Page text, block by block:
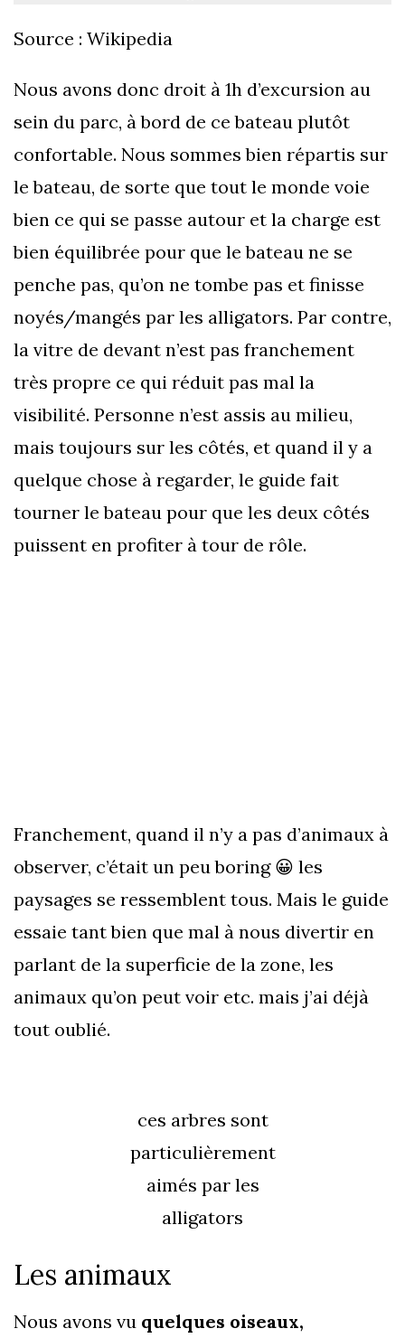
Source : Wikipedia
Nous avons donc droit à 1h d’excursion au
sein du parc, à bord de ce bateau plutôt
confortable. Nous sommes bien répartis sur
le bateau, de sorte que tout le monde voie
bien ce qui se passe autour et la charge est
bien équilibrée pour que le bateau ne se
penche pas, qu’on ne tombe pas et finisse
noyés/mangés par les alligators. Par contre,
la vitre de devant n’est pas franchement
très propre ce qui réduit pas mal la
visibilité. Personne n’est assis au milieu,
mais toujours sur les côtés, et quand il y a
quelque chose à regarder, le guide fait
tourner le bateau pour que les deux côtés
puissent en profiter à tour de rôle.
Franchement, quand il n’y a pas d’animaux à
observer, c’était un peu boring 😀 les
paysages se ressemblent tous. Mais le guide
essaie tant bien que mal à nous divertir en
parlant de la superficie de la zone, les
animaux qu’on peut voir etc. mais j’ai déjà
tout oublié.
ces arbres sont
particulièrement
aimés par les
alligators
Les animaux
Nous avons vu quelques oiseaux,